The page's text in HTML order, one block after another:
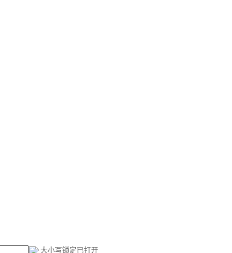
大小写锁定已打开